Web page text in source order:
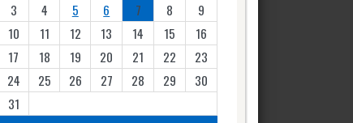
3
4 5 6 7 8
9
10
11 12 13 14 15
16
17
18 19 20 21 22
23
24
25 26 27 28 29
30
31